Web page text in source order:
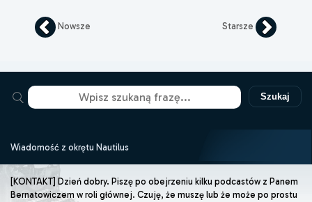
Nowsze Starsze
Szukaj
Wiadomość z okrętu Nautilus
[KONTAKT] Dzień dobry. Piszę po obejrzeniu kilku podcastów z Panem
Bernatowiczem w roli głównej. Czuję, że muszę lub że może po prostu